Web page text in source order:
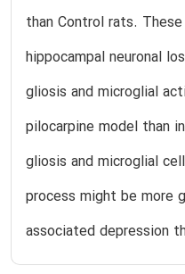
than Control rats.
hippocampal neuronal
gliosis and microglial
pilocarpine model than
gliosis and microglial
process might be more
associated depression